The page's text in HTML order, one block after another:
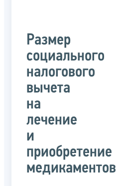
Размер
социального
налогового
вычета
на
лечение
и
приобретение
медикаментов